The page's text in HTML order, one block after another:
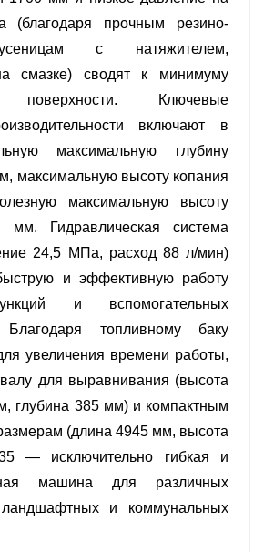
(благодаря прочным резино-
с натяжителем,
смазке) сводят к минимуму
поверхности. Ключевые
включают в
максимальную глубину
максимальную высоту копания
максимальную высоту
мм. Гидравлическая система
24,5 МПа, расход 88 л/мин)
и эффективную работу
и вспомогательных
Благодаря топливному баку
увеличения времени работы,
для выравнивания (высота
глубина 385 мм) и компактным
(длина 4945 мм, высота
— исключительно гибкая и
машина для различных
ландшафтных и коммунальных